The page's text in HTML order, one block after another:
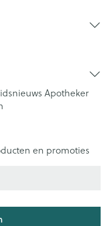
Apotheker
en promoties